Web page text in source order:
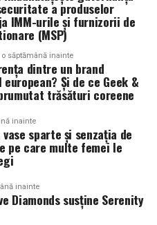
să fie o gazdă
din Maramureș,
cu capacitatea de
într-o amintire
inspirata poate
poate oferi un look
gresita poate strica
este bine realizat.
la show-uri auto
anvelopele nu sunt doar
elemente vizuale. Publicul
precum modul in
fata de caroserie si
roata-janta.
corecte si uzura
a produselor
IMM-urile și furnizorii de
(MSP)
o săptămână inainte
dintre un brand
Și de ce Geek &
trăsături coreene
inainte
sparte și senzația de
pe care multe femei le
inainte
Diamonds susține Serenity